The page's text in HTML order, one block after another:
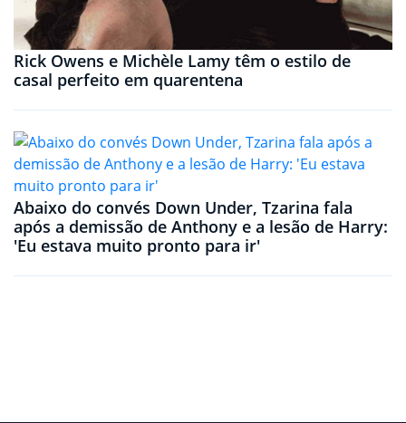
Rick Owens e Michèle Lamy têm o estilo de
casal perfeito em quarentena
Abaixo do convés Down Under, Tzarina fala
após a demissão de Anthony e a lesão de Harry:
'Eu estava muito pronto para ir'